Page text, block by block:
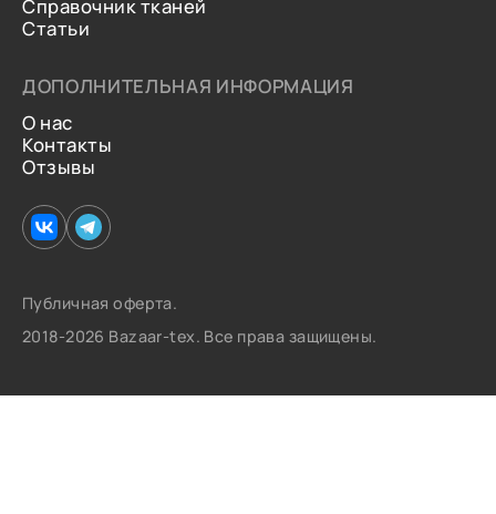
Справочник тканей
Статьи
ДОПОЛНИТЕЛЬНАЯ ИНФОРМАЦИЯ
О нас
Контакты
Отзывы
Публичная оферта.
2018-2026 Bazaar-tex. Все права защищены.